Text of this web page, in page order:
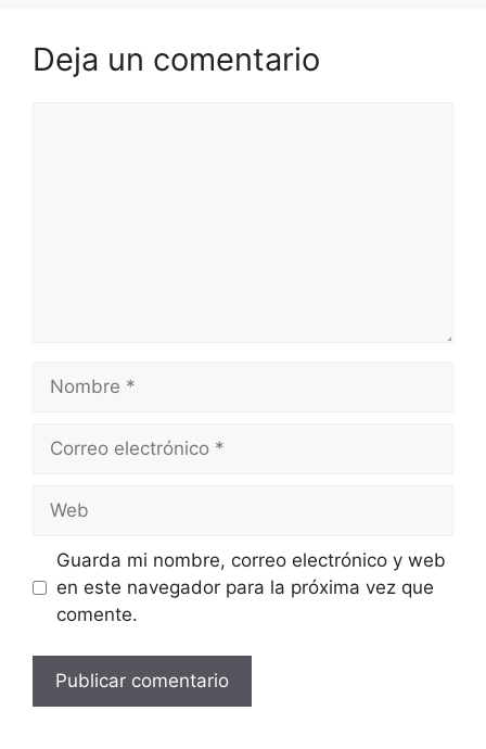
Deja un comentario
electrónico
Guarda mi nombre, correo electrónico y web
en este navegador para la próxima vez que
comente.